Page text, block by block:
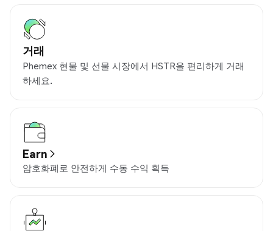
거래
Phemex 현물 및 선물 시장에서 HSTR을 편리하게 거래
하세요.
Earn
암호화폐로 안전하게 수동 수익 획득